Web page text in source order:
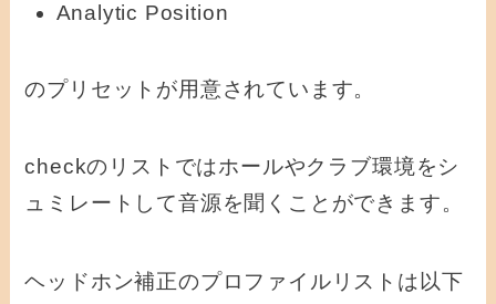
Analytic Position
のプリセットが用意されています。
checkのリストではホールやクラブ環境をシ
ュミレートして音源を聞くことができます。
ヘッドホン補正のプロファイルリストは以下